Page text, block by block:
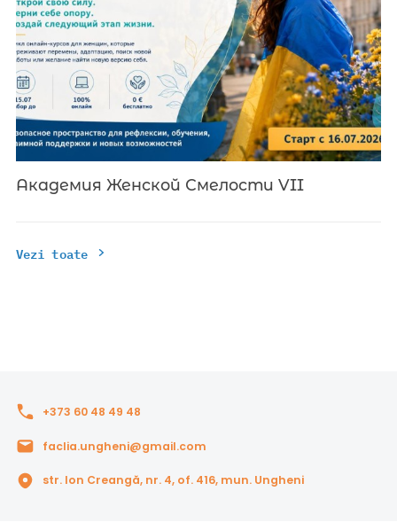
Академия Женской Смелости VII
Vezi toate
+373 60 48 49 48
faclia.ungheni@gmail.com
str. Ion Creangă, nr. 4, of. 416, mun. Ungheni